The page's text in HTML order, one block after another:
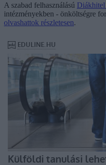
A szabad felhasználású
intézményekben - önköltségre
olvashattok részletesen.